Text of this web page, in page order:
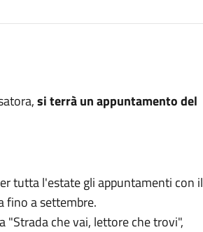
si terrà un appuntamento del
tutta l'estate gli appuntamenti con il
fino a settembre.
"Strada che vai, lettore che trovi",